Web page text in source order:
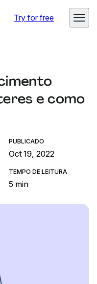
Try for free
e como
PUBLICADO
Oct 19, 2022
TEMPO DE LEITURA
5 min